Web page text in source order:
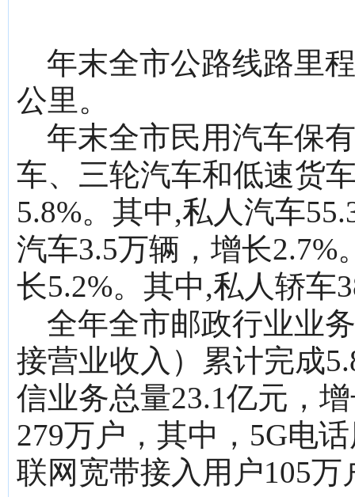
年末全市公路线路里
公里。
年末全市民用汽车保
车、三轮汽车和低速货
5.8%。其中,私人汽车
汽车3.5万辆，增长2.7%
长5.2%。其中,私人轿车
全年全市邮政行业业
接营业收入）累计完成
信业务总量23.1亿元，
279万户，其中，5G电
联网宽带接入用户105万